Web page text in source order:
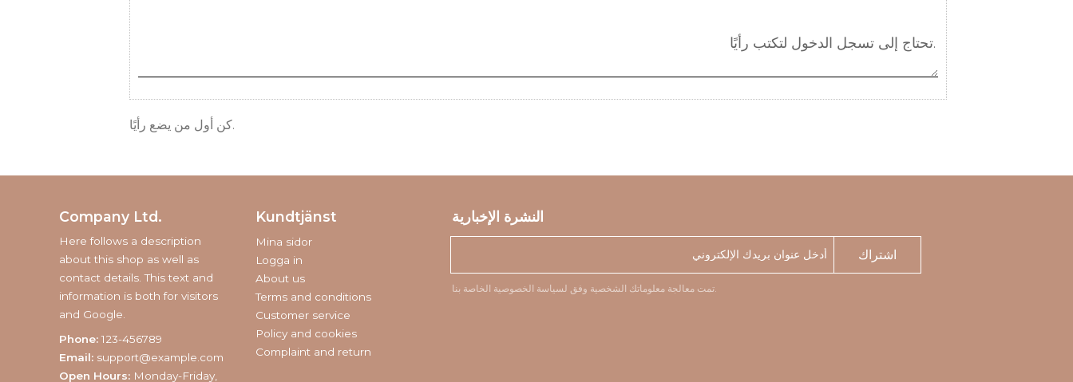
كن أول من يضع رأيًا.
Company Ltd.
Here follows a description
about this shop as well as
contact details. This text and
information is both for visitors
and Google.
Phone:123-456789
Email:support@example.com
Open Hours:Monday-Friday,
Kundtjänst
Mina sidor
Logga in
About us
Terms and conditions
Customer service
Policy and cookies
Complaint and return
النشرة الإخبارية
اشتراك
تمت معالجة معلوماتك الشخصية وفق لسياسة الخصوصية الخاصة بنا.